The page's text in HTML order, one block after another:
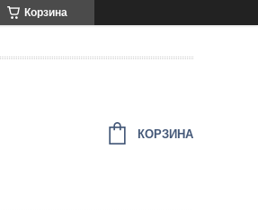
Корзина
КОРЗИНА